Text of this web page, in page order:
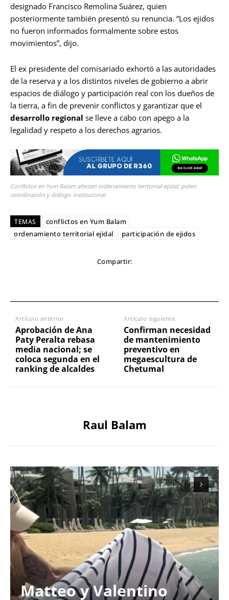
designado Francisco Remolina Suárez, quien
posteriormente también presentó su renuncia. “Los ejidos
no fueron informados formalmente sobre estos
movimientos”, dijo.
El ex presidente del comisariado exhortó a las autoridades
de la reserva y a los distintos niveles de gobierno a abrir
espacios de diálogo y participación real con los dueños de
la tierra, a fin de prevenir conflictos y garantizar que el
desarrollo regional se lleve a cabo con apego a la
legalidad y respeto a los derechos agrarios.
Conflictos en Yum Balam afectan ordenamiento territorial ejidal; piden
coordinación y diálogo institucional
TEMAS
conflictos en Yum Balam
ordenamiento territorial ejidal
participación de ejidos
Compartir:
Artículo anterior
Aprobación de Ana
Paty Peralta rebasa
media nacional; se
coloca segunda en el
ranking de alcaldes
Artículo siguiente
Confirman necesidad
de mantenimiento
preventivo en
megaescultura de
Chetumal
Raul Balam
Matteo y Valentino